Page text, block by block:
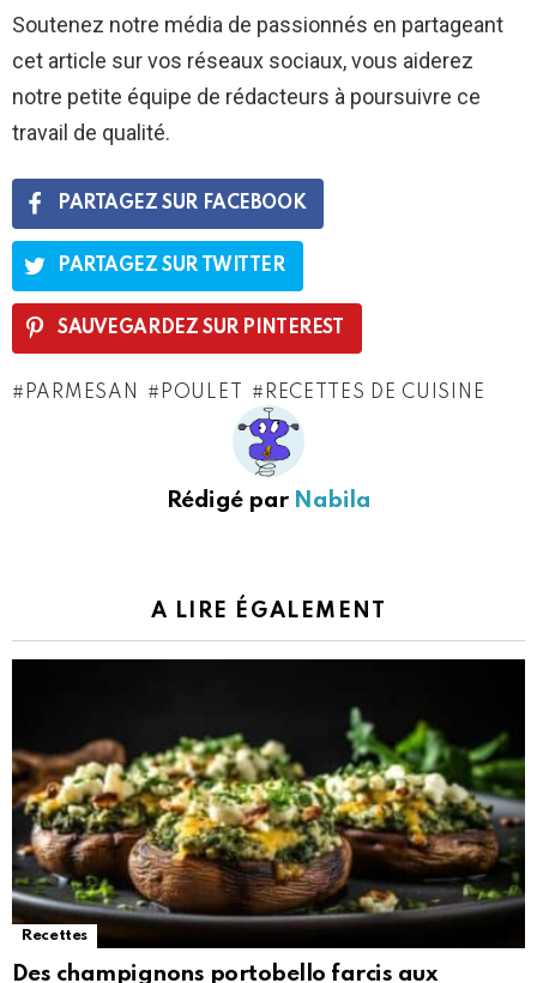
Soutenez notre média de passionnés en partageant
cet article sur vos réseaux sociaux, vous aiderez
notre petite équipe de rédacteurs à poursuivre ce
travail de qualité.
PARTAGEZ SUR FACEBOOK
PARTAGEZ SUR TWITTER
SAUVEGARDEZ SUR PINTEREST
PARMESAN POULET RECETTES DE CUISINE
Rédigé par Nabila
A LIRE ÉGALEMENT
Recettes
Des champignons portobello farcis aux